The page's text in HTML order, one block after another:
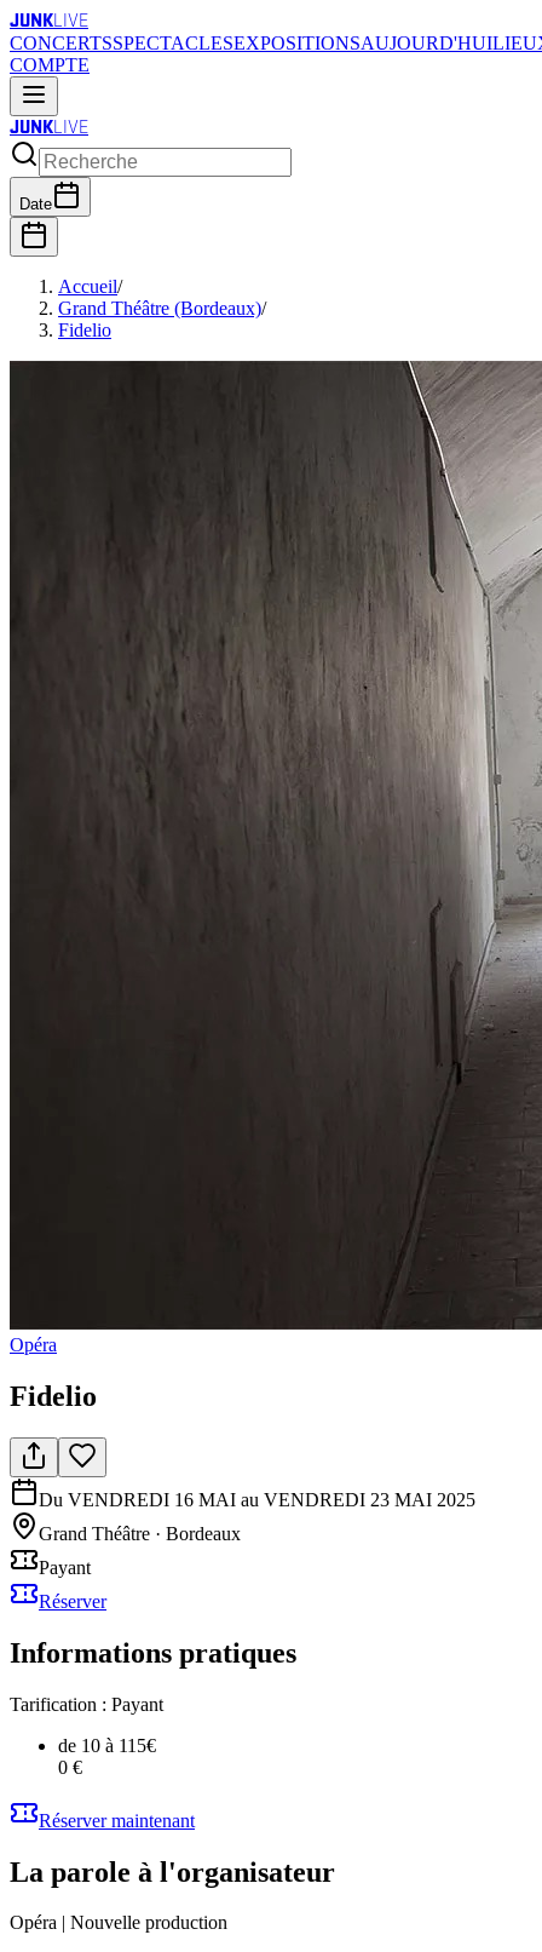
JUNKLIVE
CONCERTSSPECTACLESEXPOSITIONSAUJOURD'HUI
COMPTE
JUNKLIVE
Date
Accueil/
Grand Théâtre (Bordeaux)/
Fidelio
Opéra
Fidelio
Du VENDREDI 16 MAI au VENDREDI 23 MAI 2025
Grand Théâtre · Bordeaux
Payant
Réserver
Informations pratiques
Tarification : Payant
de 10 à 115€
0 €
Réserver maintenant
La parole à l'organisateur
Opéra | Nouvelle production